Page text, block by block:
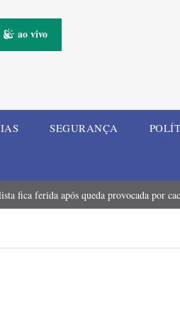
ao vivo
SEGURANÇA
fica ferida após queda provocada por